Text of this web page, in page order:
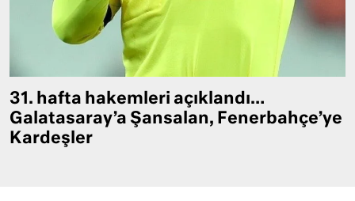
31. hafta hakemleri açıklandı…
Galatasaray’a Şansalan, Fenerbahçe’ye
Kardeşler